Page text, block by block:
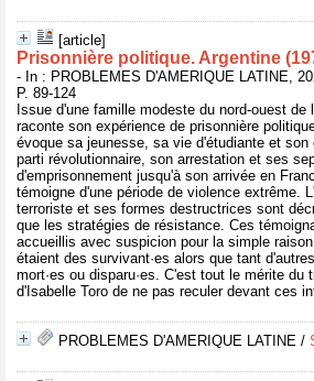
[article]
Prisonnière politique. Argentine
- In : PROBLEMES D'AMERIQUE LATINE,
P. 89-124
Issue d'une famille modeste du nord-ouest de
raconte son expérience de prisonnière
évoque sa jeunesse, sa vie d'étudiante et son
parti révolutionnaire, son arrestation et ses
d'emprisonnement jusqu'à son arrivée en
témoigne d'une période de violence extrême.
terroriste et ses formes destructrices sont
que les stratégies de résistance. Ces
accueillis avec suspicion pour la simple
étaient des survivant·es alors que tant
mort·es ou disparu·es. C'est tout le mérite du
d'Isabelle Toro de ne pas reculer devant ces
PROBLEMES D'AMERIQUE LATINE /